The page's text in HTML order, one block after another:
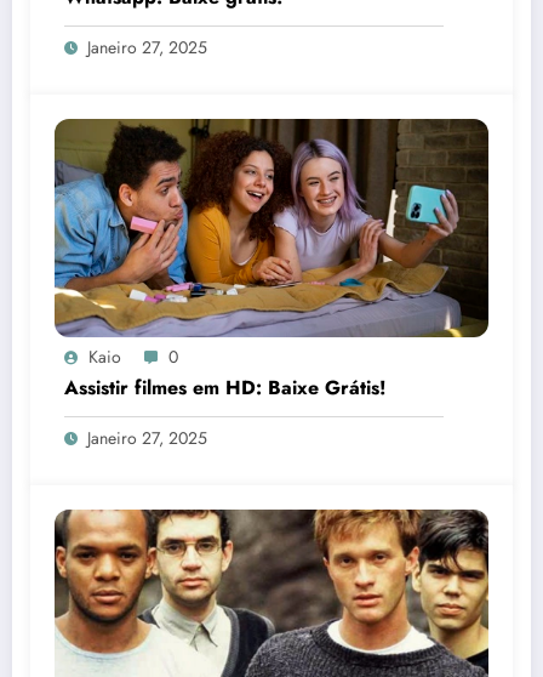
Janeiro 27, 2025
Kaio 0
Assistir filmes em HD: Baixe Grátis!
Janeiro 27, 2025